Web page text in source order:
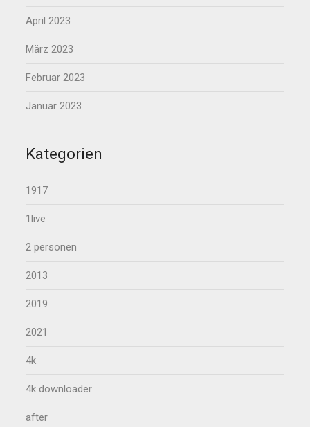
April 2023
März 2023
Februar 2023
Januar 2023
Kategorien
1917
1live
2 personen
2013
2019
2021
4k
4k downloader
after